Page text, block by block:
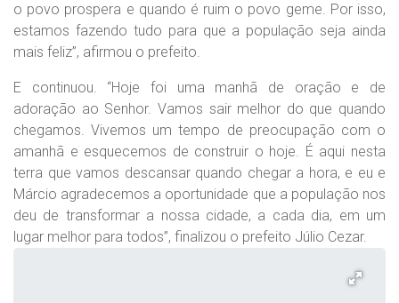
o povo prospera e quando é ruim o povo geme. Por isso,
estamos fazendo tudo para que a população seja ainda
mais feliz”, afirmou o prefeito.
E continuou. “Hoje foi uma manhã de oração e de
adoração ao Senhor. Vamos sair melhor do que quando
chegamos. Vivemos um tempo de preocupação com o
amanhã e esquecemos de construir o hoje. É aqui nesta
terra que vamos descansar quando chegar a hora, e eu e
Márcio agradecemos a oportunidade que a população nos
deu de transformar a nossa cidade, a cada dia, em um
lugar melhor para todos”, finalizou o prefeito Júlio Cezar.